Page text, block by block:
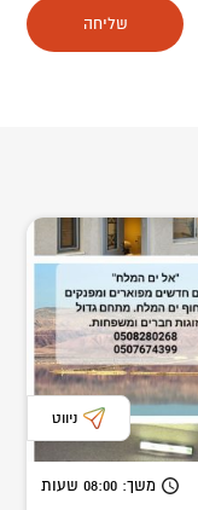
שליחה
ניווט
משך: 08:00 שעות